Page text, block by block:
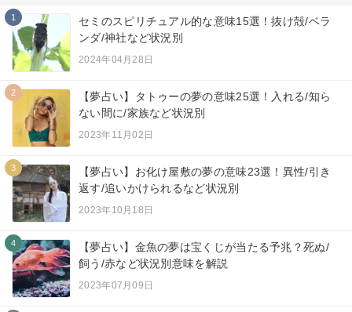
1
セミのスピリチュアル的な意味15選！抜け殻/ベラ
ンダ/神社など状況別
2024年04月28日
2
【夢占い】タトゥーの夢の意味25選！入れる/知ら
ない間に/家族など状況別
2023年11月02日
3
【夢占い】お化け屋敷の夢の意味23選！異性/引き
返す/追いかけられるなど状況別
2023年10月18日
4
【夢占い】金魚の夢は宝くじが当たる予兆？死ぬ/
飼う/赤など状況別意味を解説
2023年07月09日